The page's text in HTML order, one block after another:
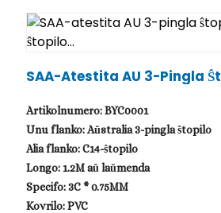
SAA-Atestita AU 3-Pingla
Artikolnumero: BYC0001
Unu flanko: Aŭstralia 3-pingla ŝtopilo
Alia flanko: C14-ŝtopilo
Longo: 1.2M aŭ laŭmenda
Specifo: 3C * 0.75MM
Kovrilo: PVC